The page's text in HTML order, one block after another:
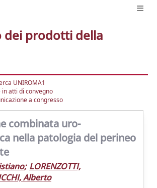
dei prodotti della
UNIROMA1
in atti di convegno
a congresso
combinata uro-
nella patologia del perineo
; LORENZOTTI,
Alberto